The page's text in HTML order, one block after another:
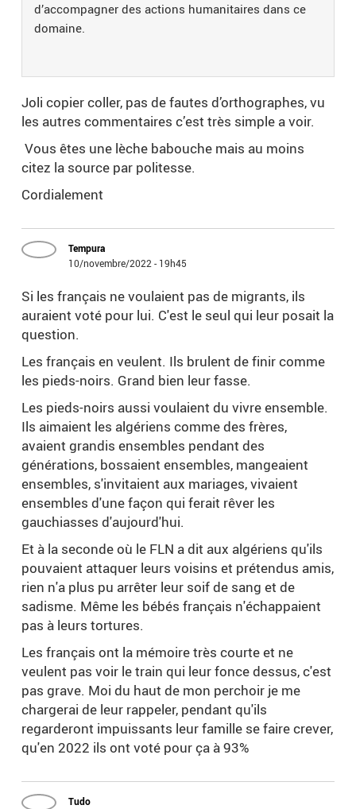
d’accompagner des actions humanitaires dans ce
domaine.
Joli copier coller, pas de fautes d’orthographes, vu
les autres commentaires c’est très simple a voir.
Vous êtes une lèche babouche mais au moins
citez la source par politesse.
Cordialement
Tempura
10/novembre/2022 - 19h45
Si les français ne voulaient pas de migrants, ils
auraient voté pour lui. C'est le seul qui leur posait la
question.
Les français en veulent. Ils brulent de finir comme
les pieds-noirs. Grand bien leur fasse.
Les pieds-noirs aussi voulaient du vivre ensemble.
Ils aimaient les algériens comme des frères,
avaient grandis ensembles pendant des
générations, bossaient ensembles, mangeaient
ensembles, s'invitaient aux mariages, vivaient
ensembles d'une façon qui ferait rêver les
gauchiasses d'aujourd'hui.
Et à la seconde où le FLN a dit aux algériens qu'ils
pouvaient attaquer leurs voisins et prétendus amis,
rien n'a plus pu arrêter leur soif de sang et de
sadisme. Même les bébés français n'échappaient
pas à leurs tortures.
Les français ont la mémoire très courte et ne
veulent pas voir le train qui leur fonce dessus, c'est
pas grave. Moi du haut de mon perchoir je me
chargerai de leur rappeler, pendant qu'ils
regarderont impuissants leur famille se faire crever,
qu'en 2022 ils ont voté pour ça à 93%
Tudo